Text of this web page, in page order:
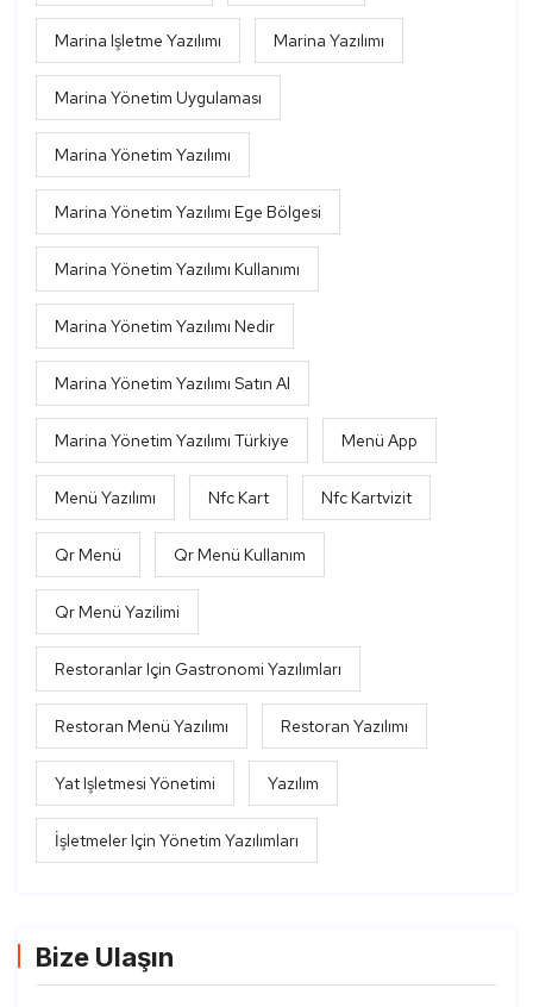
Marina Işletme Yazılımı Marina Yazılımı
Marina Yönetim Uygulaması
Marina Yönetim Yazılımı
Marina Yönetim Yazılımı Ege Bölgesi
Marina Yönetim Yazılımı Kullanımı
Marina Yönetim Yazılımı Nedir
Marina Yönetim Yazılımı Satın Al
Marina Yönetim Yazılımı Türkiye Menü App
Menü Yazılımı Nfc Kart Nfc Kartvizit
Qr Menü Qr Menü Kullanım
Qr Menü Yazilimi
Restoranlar Için Gastronomi Yazılımları
Restoran Menü Yazılımı Restoran Yazılımı
Yat Işletmesi Yönetimi Yazılım
İşletmeler Için Yönetim Yazılımları
Bize Ulaşın